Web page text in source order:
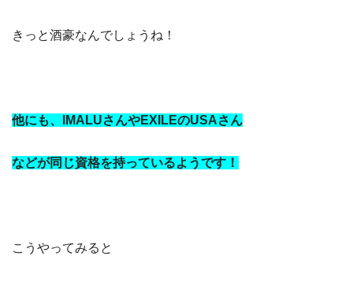
きっと酒豪なんでしょうね！
他にも、IMALUさんやEXILEのUSAさん
などが同じ資格を持っているようです！
こうやってみると